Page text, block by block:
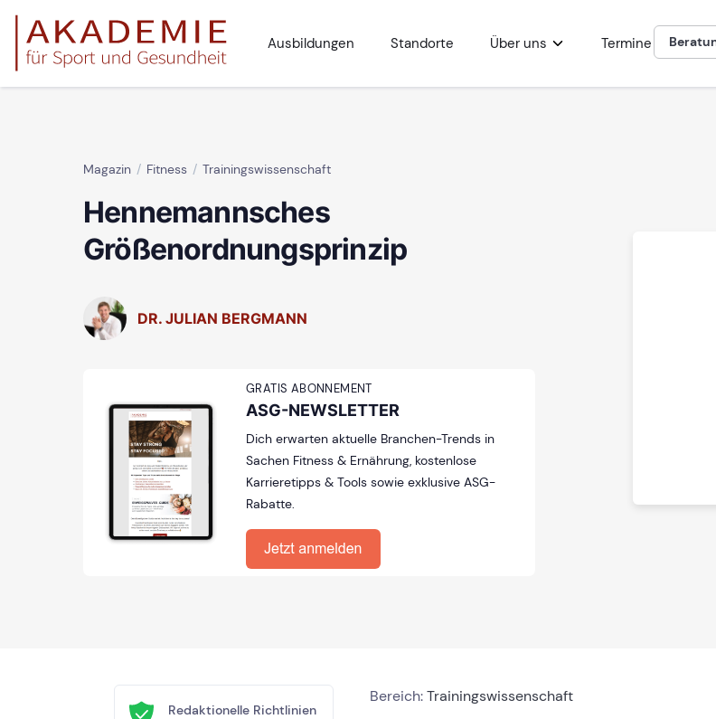
Ausbildungen Standorte Über uns Termine
Magazin Fitness Trainingswissenschaft
Hennemannsches
Größenordnungsprinzip
DR. JULIAN BERGMANN
GRATIS ABONNEMENT
ASG-NEWSLETTER
Dich erwarten aktuelle Branchen-Trends in
Sachen Fitness & Ernährung, kostenlose
Karrieretipps & Tools sowie exklusive ASG-
Rabatte.
Redaktionelle Richtlinien
Bereich:Trainingswissenschaft